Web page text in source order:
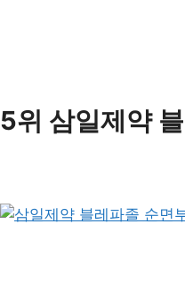
5위 삼일제약